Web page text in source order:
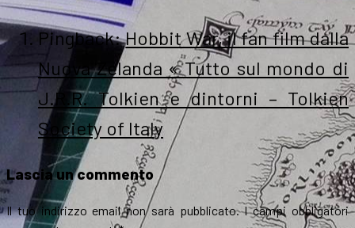
Pingback:Hobbit War, il fan film dalla
Nuova Zelanda « Tutto sul mondo di
J.R.R. Tolkien e dintorni – Tolkien
Society of Italy
Lascia un commento
Il tuo indirizzo email non sarà pubblicato. I campi obbligatori